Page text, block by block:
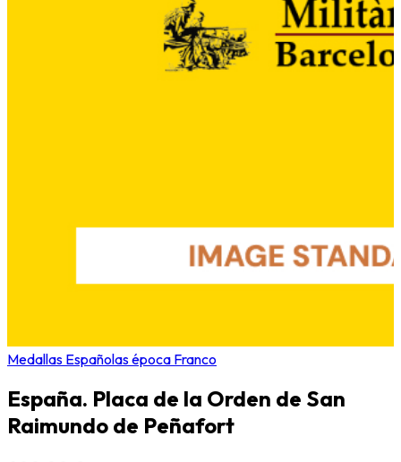
Medallas Españolas época Franco
España. Placa de la Orden de San
Raimundo de Peñafort